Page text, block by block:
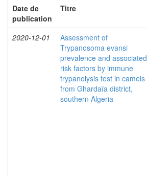
Date de
publication
Titre
2020-12-01
Assessment of
Trypanosoma evansi
prevalence and associated
risk factors by immune
trypanolysis test in camels
from Ghardaïa district,
southern Algeria